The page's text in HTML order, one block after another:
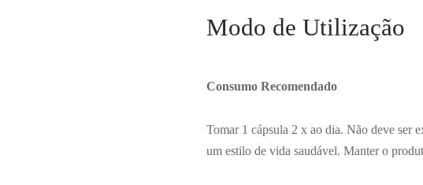
Modo de Utilização
Consumo Recomendado
Tomar 1 cápsula 2 x ao dia. Não deve ser
um estilo de vida saudável. Manter o